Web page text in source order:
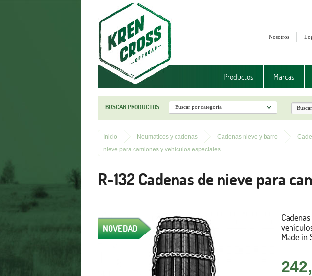
Nosotros
Productos Marcas
BUSCAR PRODUCTOS:
Inicio Neumaticos y cadenas Cadenas nieve y barro
nieve para camiones y vehículos especiales.
R-132 Cadenas de nieve para
NOVEDAD
Made in